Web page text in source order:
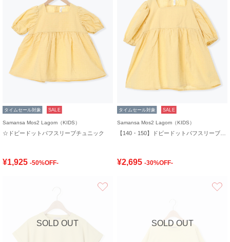
タイムセール対象 SALE
Samansa Mos2 Lagom（KIDS）
☆ドビードットパフスリーブチュニック
¥1,925 -50%OFF-
タイムセール対象 SALE
Samansa Mos2 Lagom（KIDS）
¥2,695 -30%OFF-
SOLD OUT SOLD OUT